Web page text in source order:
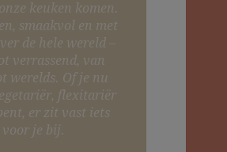
keuken komen.
smaakvol en met
de hele wereld –
verrassend, van
werelds. Of je nu
flexitariër
er zit vast iets
je bij.